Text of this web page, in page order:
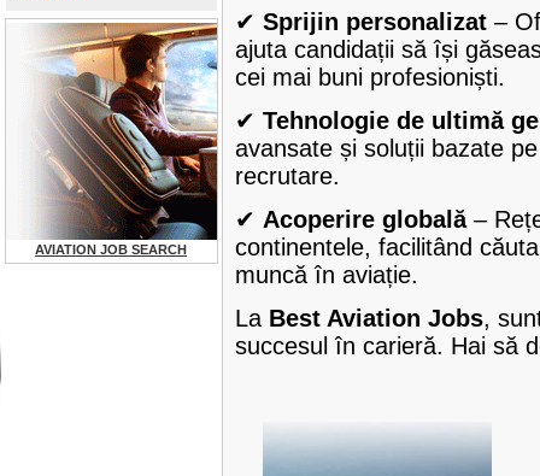
AVIATION JOB SEARCH
✔ Sprijin personalizat–
ajuta candidații să își
cei mai buni profesioniști.
✔ Tehnologie de ultimă
avansate și soluții bazate
recrutare.
✔ Acoperire globală–
continentele, facilitând
muncă în aviație.
La Best Aviation Jobs,
succesul în carieră. Hai să